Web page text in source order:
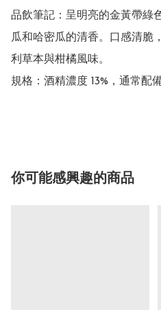
品飲筆記：呈明亮的金黃帶綠
瓜和哈密瓜的清香。口感清脆
利草本與柑橘風味。
規格：酒精濃度 13%，通常配
你可能感興趣的商品